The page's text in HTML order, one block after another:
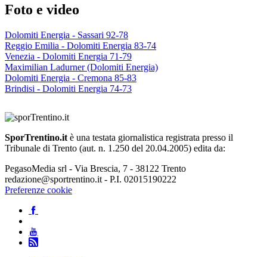
Foto e video
Dolomiti Energia - Sassari 92-78
Reggio Emilia - Dolomiti Energia 83-74
Venezia - Dolomiti Energia 71-79
Maximilian Ladurner (Dolomiti Energia)
Dolomiti Energia - Cremona 85-83
Brindisi - Dolomiti Energia 74-73
SporTrentino.it è una testata giornalistica registrata presso il
Tribunale di Trento (aut. n. 1.250 del 20.04.2005) edita da:
PegasoMedia srl - Via Brescia, 7 - 38122 Trento
redazione@sportrentino.it - P.I. 02015190222
Preferenze cookie